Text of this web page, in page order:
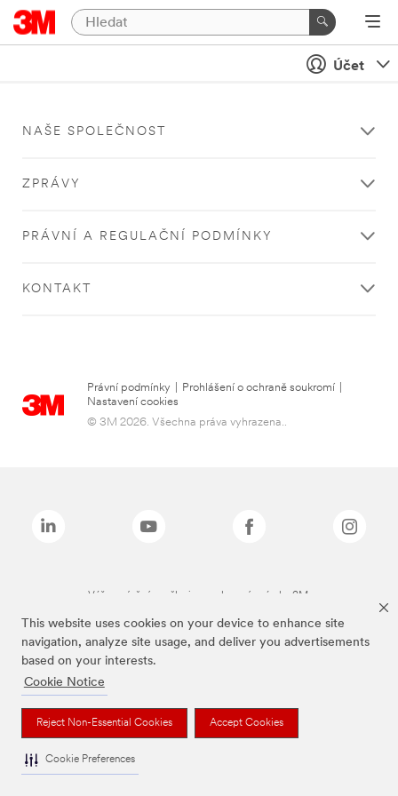
This website uses cookies on your device to enhance site
navigation, analyze site usage, and deliver you advertisements
based on your interests.
Cookie Notice
Reject Non-Essential Cookies Accept Cookies
Cookie Preferences
Účet
NAŠE SPOLEČNOST
ZPRÁVY
PRÁVNÍ A REGULAČNÍ PODMÍNKY
KONTAKT
Právní podmínky Prohlášení o ochraně soukromí
Nastavení cookies
© 3M 2026. Všechna práva vyhrazena..
Výše zmíněné značky jsou ochranné známky 3M.